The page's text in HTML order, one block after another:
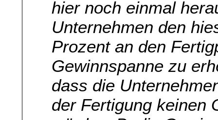
hier noch einmal
Unternehmen den
Prozent an den
Gewinnspanne zu
dass die
der Fertigung keinen